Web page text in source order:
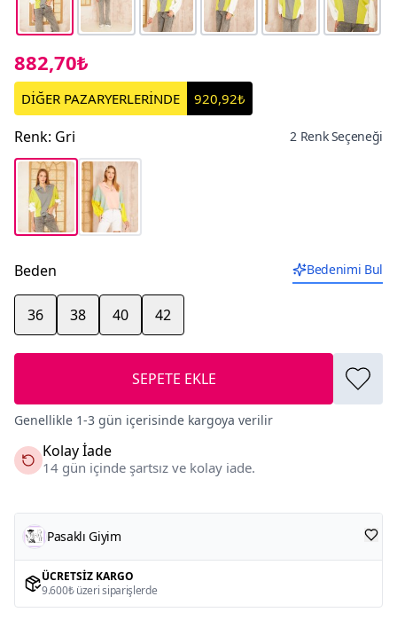
882,70₺
DİĞER PAZARYERLERİNDE 920,92₺
Renk: Gri 2 Renk Seçeneği
Beden Bedenimi Bul
36 38 40 42
SEPETE EKLE
Genellikle 1-3 gün içerisinde kargoya verilir
Kolay İade
14 gün içinde şartsız ve kolay iade.
Pasaklı Giyim
ÜCRETSIZ KARGO
9.600₺ üzeri siparişlerde